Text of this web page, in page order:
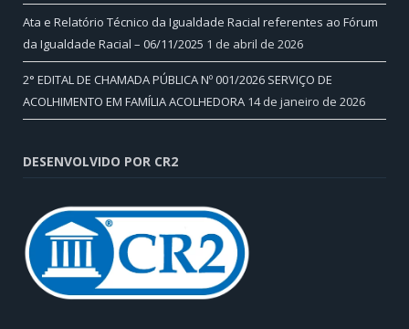
Ata e Relatório Técnico da Igualdade Racial referentes ao Fórum
da Igualdade Racial – 06/11/2025 1 de abril de 2026
2° EDITAL DE CHAMADA PÚBLICA Nº 001/2026 SERVIÇO DE
ACOLHIMENTO EM FAMÍLIA ACOLHEDORA 14 de janeiro de 2026
DESENVOLVIDO POR CR2